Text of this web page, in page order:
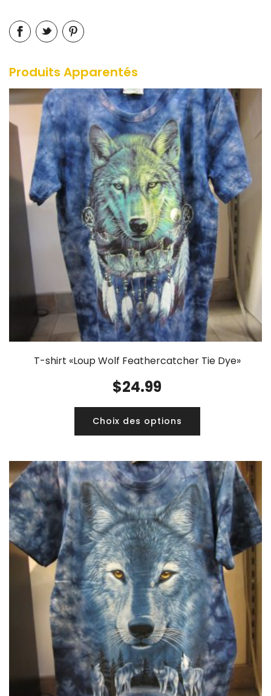
Produits Apparentés
T-shirt «Loup Wolf Feathercatcher Tie Dye»
$24.99
Choix des options